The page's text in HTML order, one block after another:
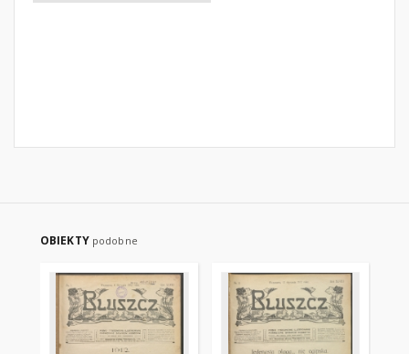
OBIEKTY podobne